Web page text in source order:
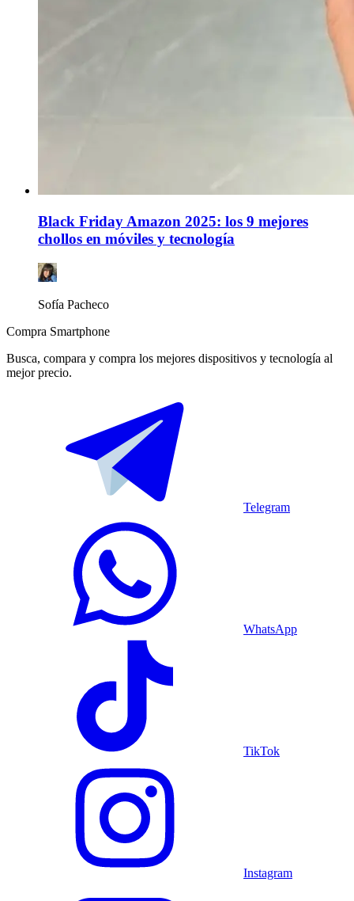
Black Friday Amazon 2025: los 9 mejores
chollos en móviles y tecnología
Sofía Pacheco
Compra Smartphone
Busca, compara y compra los mejores dispositivos y tecnología al
mejor precio.
Telegram
WhatsApp
TikTok
Instagram